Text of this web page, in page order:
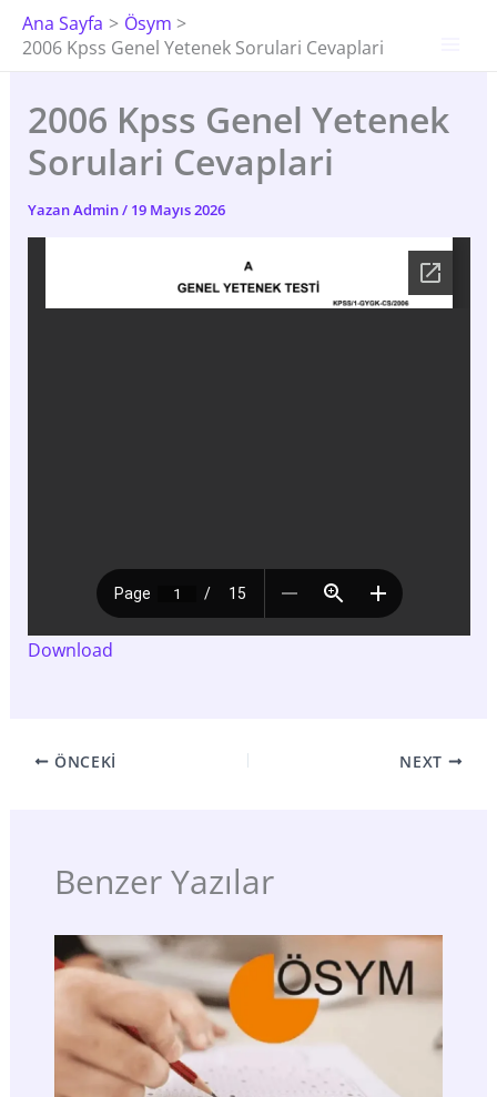
İçeriğe
Atla
Ana Sayfa
Ösym
2006 Kpss Genel Yetenek Sorulari Cevaplari
2006 Kpss Genel Yetenek
Sorulari Cevaplari
YazanAdmin/ 19 Mayıs 2026
Download
ÖNCEKI NEXT
Benzer Yazılar